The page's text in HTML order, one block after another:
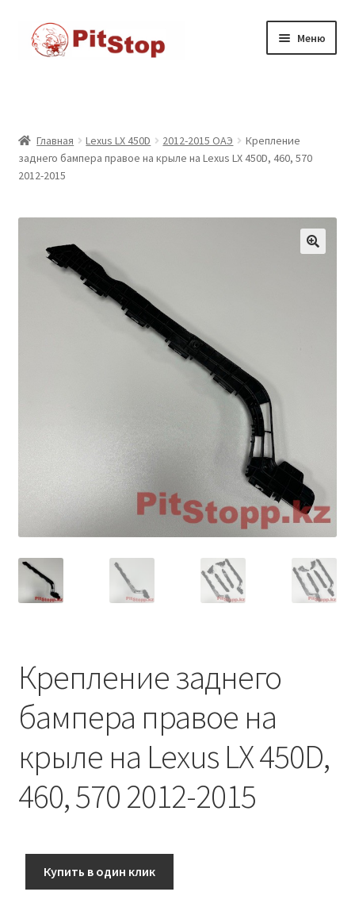
содержимому
Перейти
Перейти
Меню
Каталог товаров
Корзина
Мой аккаунт
Главная Lexus LX 450D 2012-2015 ОАЭ
Крепление
заднего бампера правое на крыле на Lexus LX 450D, 460, 570
2012-2015
Крепление заднего
бампера правое на
крыле на Lexus LX 450D,
460, 570 2012-2015
Купить в один клик